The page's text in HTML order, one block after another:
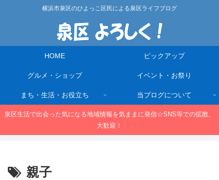
横浜市泉区のひよっこ区民による泉区ライフブログ
HOME ピックアップ
グルメ・ショップ イベント・お祭り
まち・生活・お役立ち 当ブログについて
泉区生活で出会った気になる地域情報を気ままに発信☆SNS等での拡散、
大歓迎！
親子